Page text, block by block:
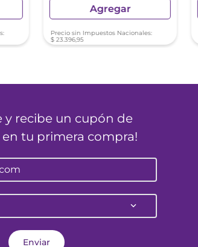
Agregar
Precio sin Impuestos Nacionales:
$ 23.396,95
y recibe un cupón de
tu primera compra!
Enviar